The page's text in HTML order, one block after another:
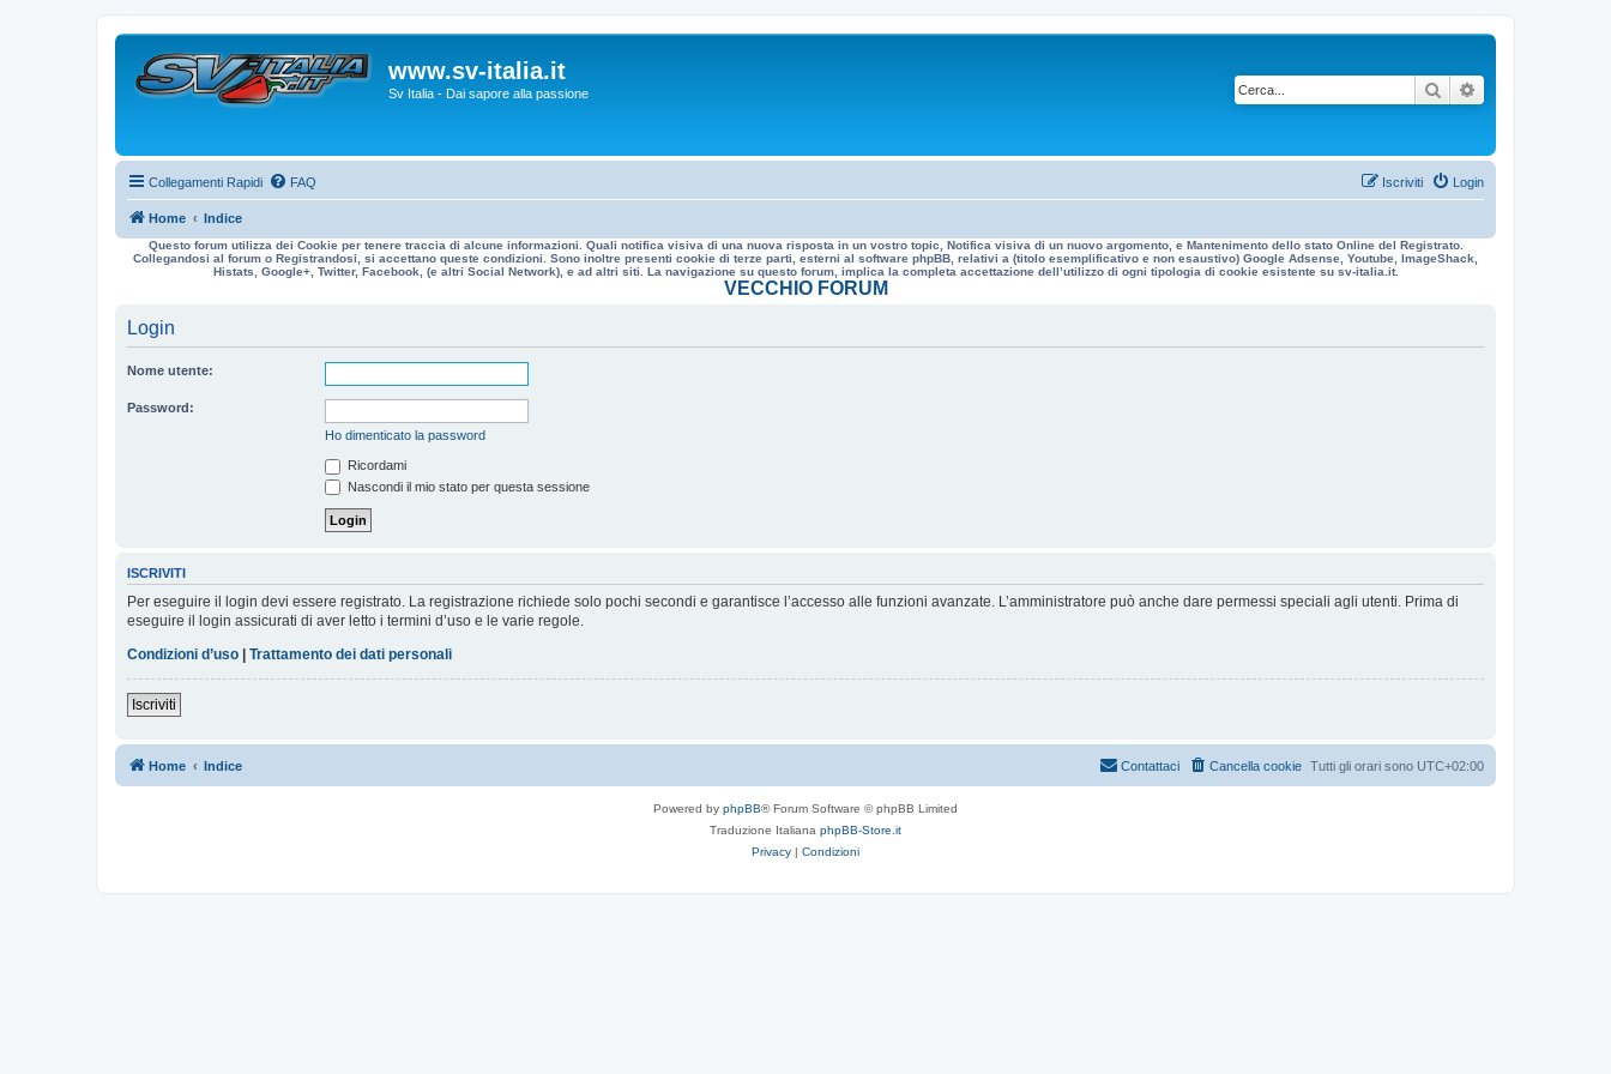
www.sv-italia.it
Sv Italia - Dai sapore alla passione Cerca
Collegamenti Rapidi FAQ Login
Iscriviti
Home Indice
Questo forum utilizza dei Cookie per tenere traccia di alcune informazioni. Quali notifica visiva di una nuova risposta in un vostro topic, Notifica visiva di un nuovo argomento, e Mantenimento dello stato Online del Registrato.
Collegandosi al forum o Registrandosi, si accettano queste condizioni. Sono inoltre presenti cookie di terze parti, esterni al software phpBB, relativi a (titolo esemplificativo e non esaustivo) Google Adsense, Youtube, ImageShack,
Histats, Google+, Twitter, Facebook, (e altri Social Network), e ad altri siti. La navigazione su questo forum, implica la completa accettazione dell’utilizzo di ogni tipologia di cookie esistente su sv-italia.it.
VECCHIO FORUM
Login
Nome utente:
Password:
Ho dimenticato la password
Ricordami
Nascondi il mio stato per questa sessione
ISCRIVITI
Per eseguire il login devi essere registrato. La registrazione richiede solo pochi secondi e garantisce l’accesso alle funzioni avanzate. L’amministratore può anche dare permessi speciali agli utenti. Prima di
eseguire il login assicurati di aver letto i termini d’uso e le varie regole.
Condizioni d’uso | Trattamento dei dati personali
Iscriviti
Home Indice Tutti gli orari sono UTC+02:00
Cancella cookie
Contattaci
Powered by phpBB® Forum Software © phpBB Limited
Traduzione Italiana phpBB-Store.it
Privacy | Condizioni